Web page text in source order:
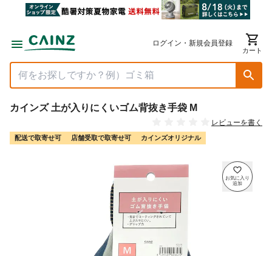
ログイン・新規会員登録
カート
カインズ 土が入りにくいゴム背抜き手袋 M
レビューを書く
配送で取寄せ可 店舗受取で取寄せ可 カインズオリジナル